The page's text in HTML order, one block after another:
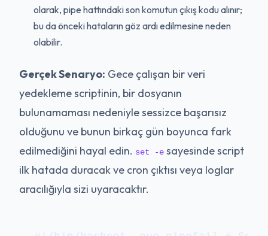
olarak, pipe hattındaki son komutun çıkış kodu alınır;
bu da önceki hataların göz ardı edilmesine neden
olabilir.
Gerçek Senaryo: Gece çalışan bir veri
yedekleme scriptinin, bir dosyanın
bulunamaması nedeniyle sessizce başarısız
olduğunu ve bunun birkaç gün boyunca fark
edilmediğini hayal edin. set -e sayesinde script
ilk hatada duracak ve cron çıktısı veya loglar
aracılığıyla sizi uyaracaktır.